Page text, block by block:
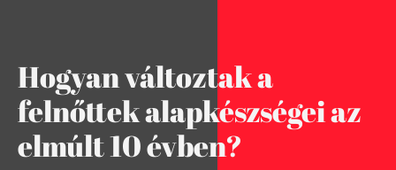
Hogyan változtak a
felnőttek alapkészségei az
elmúlt 10 évben?